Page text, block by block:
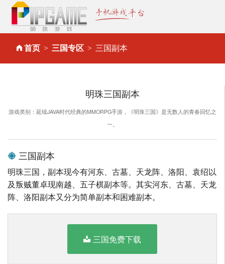
首页 三国专区 三国副本
明珠三国副本
游戏类别：延续JAVA时代经典的MMORPG手游，《明珠三国》是无数人的青春回忆之
一。
三国副本
明珠三国，副本现今有河东、古墓、天龙阵、洛阳、袁绍以
及叛贼董卓现南越、五子棋副本等。其实河东、古墓、天龙
阵、洛阳副本又分为简单副本和困难副本。
三国免费下载